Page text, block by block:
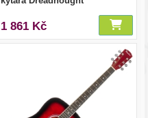
1 861 Kč